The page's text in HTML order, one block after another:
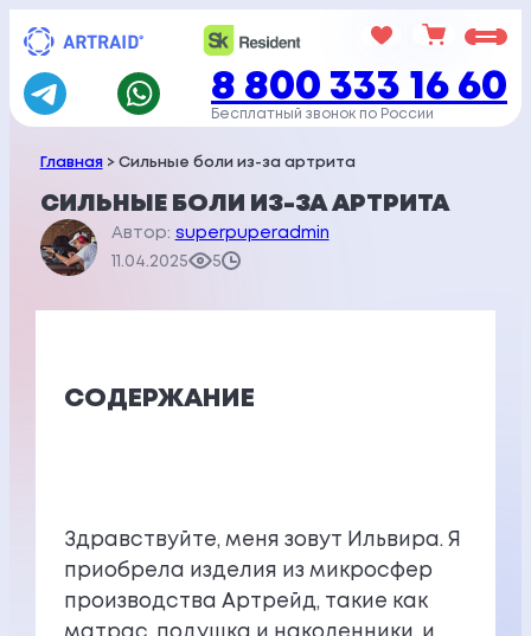
Перейти
содержимому
8 800 333 16 60
Бесплатный звонок по России
Главная> Сильные боли из-за артрита
СИЛЬНЫЕ БОЛИ ИЗ-ЗА АРТРИТА
Автор: superpuperadmin
11.04.2025 5
СОДЕРЖАНИЕ
Здравствуйте, меня зовут Ильвира. Я
приобрела изделия из микросфер
производства Артрейд, такие как